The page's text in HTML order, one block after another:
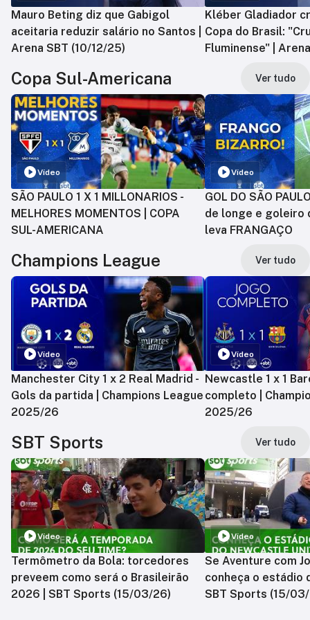
Mauro Beting diz que Gabigol
aceitaria reduzir salário no Santos |
Arena SBT (10/12/25)
Kléber Gladiador
Copa do Brasil:
Fluminense" |
Copa Sul-Americana Ver tudo
Vídeo
SÃO PAULO 1 X 1 MILLONARIOS -
MELHORES MOMENTOS | COPA
SUL-AMERICANA
Vídeo
GOL DO SÃO
de longe e goleiro
leva FRANGAÇO
Champions League Ver tudo
Vídeo
Manchester City 1 x 2 Real Madrid -
Gols da partida | Champions League
2025/26
Vídeo
Newcastle 1 x 1
completo |
2025/26
SBT Sports Ver tudo
Vídeo
Termômetro da Bola: torcedores
preveem como será o Brasileirão
2026 | SBT Sports (15/03/26)
Vídeo
Se Aventure com
conheça o estádio
SBT Sports (15/